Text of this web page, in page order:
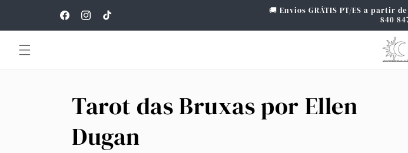
FacebookInstagram
TikTok
🚚 Envios GRÁTIS PT/ES a partir
840
Tarot das Bruxas por Ellen
Dugan